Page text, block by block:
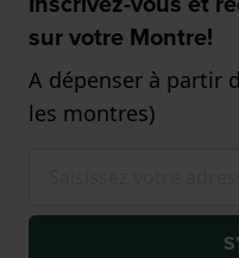
sur votre Montre!
A dépenser à partir
les montres)